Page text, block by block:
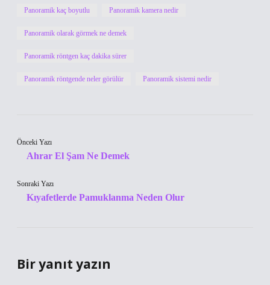
Panoramik kaç boyutlu Panoramik kamera nedir
Panoramik olarak görmek ne demek
Panoramik röntgen kaç dakika sürer
Panoramik röntgende neler görülür Panoramik sistemi nedir
Önceki Yazı
Ahrar El Şam Ne Demek
Sonraki Yazı
Kıyafetlerde Pamuklanma Neden Olur
Bir yanıt yazın